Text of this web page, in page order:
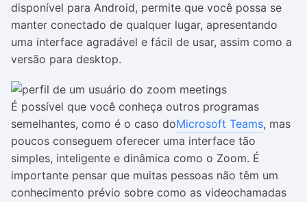
disponível para Android, permite que você possa se
manter conectado de qualquer lugar, apresentando
uma interface agradável e fácil de usar, assim como a
versão para desktop.
É possível que você conheça outros programas
semelhantes, como é o caso doMicrosoft Teams, mas
poucos conseguem oferecer uma interface tão
simples, inteligente e dinâmica como o Zoom. É
importante pensar que muitas pessoas não têm um
conhecimento prévio sobre como as videochamadas